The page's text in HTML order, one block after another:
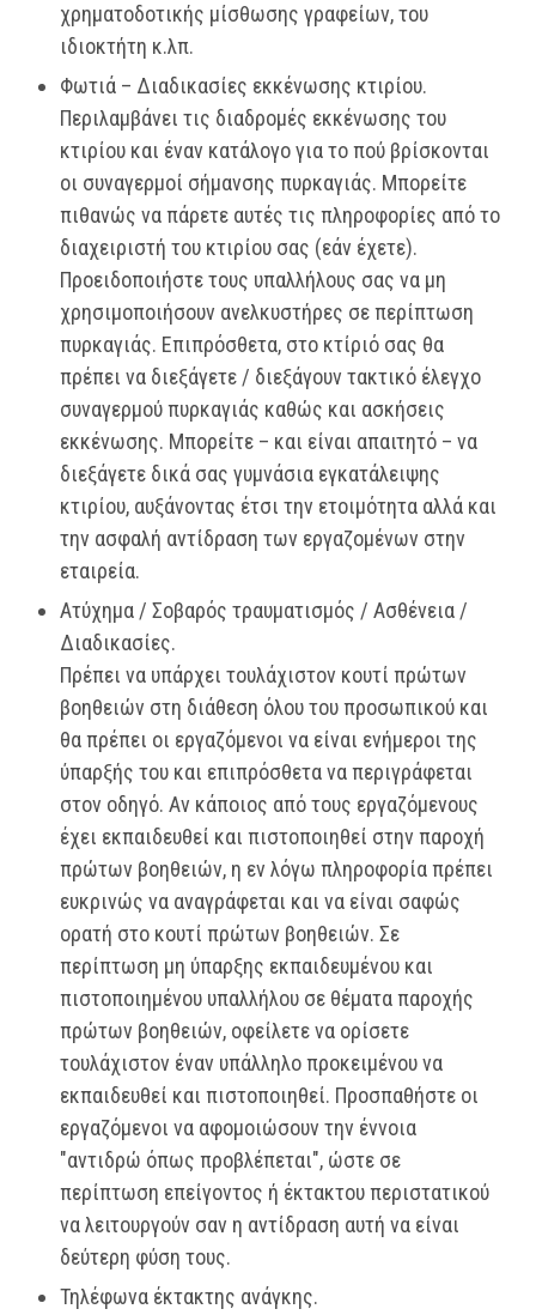
χρηματοδοτικής μίσθωσης γραφείων, του
ιδιοκτήτη κ.λπ.
Φωτιά – Διαδικασίες εκκένωσης κτιρίου.
Περιλαμβάνει τις διαδρομές εκκένωσης του
κτιρίου και έναν κατάλογο για το πού βρίσκονται
οι συναγερμοί σήμανσης πυρκαγιάς. Μπορείτε
πιθανώς να πάρετε αυτές τις πληροφορίες από το
διαχειριστή του κτιρίου σας (εάν έχετε).
Προειδοποιήστε τους υπαλλήλους σας να μη
χρησιμοποιήσουν ανελκυστήρες σε περίπτωση
πυρκαγιάς. Επιπρόσθετα, στο κτίριό σας θα
πρέπει να διεξάγετε / διεξάγουν τακτικό έλεγχο
συναγερμού πυρκαγιάς καθώς και ασκήσεις
εκκένωσης. Μπορείτε – και είναι απαιτητό – να
διεξάγετε δικά σας γυμνάσια εγκατάλειψης
κτιρίου, αυξάνοντας έτσι την ετοιμότητα αλλά και
την ασφαλή αντίδραση των εργαζομένων στην
εταιρεία.
Ατύχημα / Σοβαρός τραυματισμός / Ασθένεια /
Διαδικασίες.
Πρέπει να υπάρχει τουλάχιστον κουτί πρώτων
βοηθειών στη διάθεση όλου του προσωπικού και
θα πρέπει οι εργαζόμενοι να είναι ενήμεροι της
ύπαρξής του και επιπρόσθετα να περιγράφεται
στον οδηγό. Αν κάποιος από τους εργαζόμενους
έχει εκπαιδευθεί και πιστοποιηθεί στην παροχή
πρώτων βοηθειών, η εν λόγω πληροφορία πρέπει
ευκρινώς να αναγράφεται και να είναι σαφώς
ορατή στο κουτί πρώτων βοηθειών. Σε
περίπτωση μη ύπαρξης εκπαιδευμένου και
πιστοποιημένου υπαλλήλου σε θέματα παροχής
πρώτων βοηθειών, οφείλετε να ορίσετε
τουλάχιστον έναν υπάλληλο προκειμένου να
εκπαιδευθεί και πιστοποιηθεί. Προσπαθήστε οι
εργαζόμενοι να αφομοιώσουν την έννοια
"αντιδρώ όπως προβλέπεται", ώστε σε
περίπτωση επείγοντος ή έκτακτου περιστατικού
να λειτουργούν σαν η αντίδραση αυτή να είναι
δεύτερη φύση τους.
Τηλέφωνα έκτακτης ανάγκης.